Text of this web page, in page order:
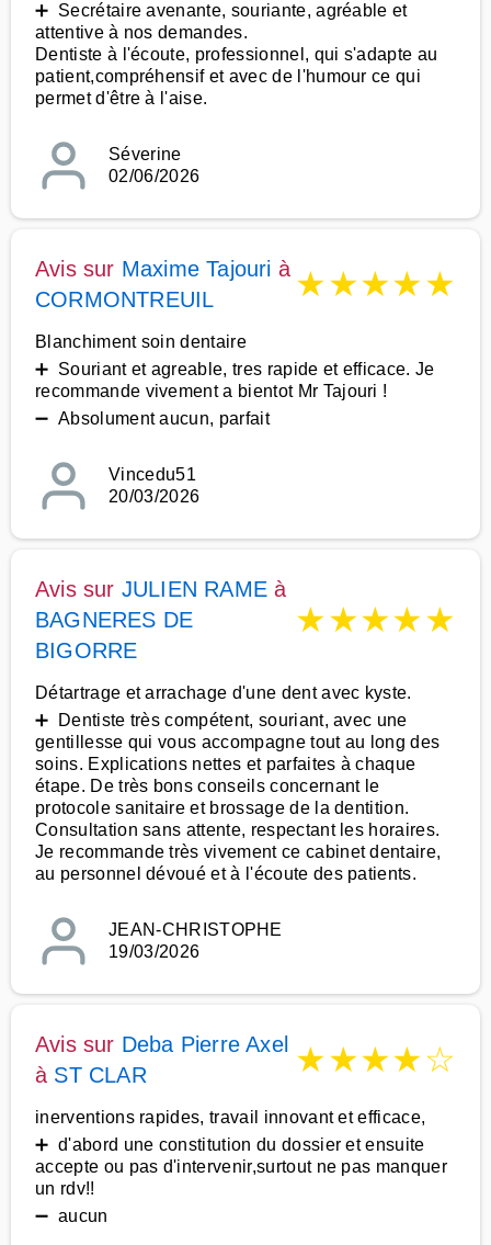
➕ Secrétaire avenante, souriante, agréable et
attentive à nos demandes.
Dentiste à l'écoute, professionnel, qui s'adapte au
patient,compréhensif et avec de l'humour ce qui
permet d'être à l'aise.
Séverine
02/06/2026
Avis sur Maxime Tajouri à
CORMONTREUIL
★★★★★
Blanchiment soin dentaire
➕ Souriant et agreable, tres rapide et efficace. Je
recommande vivement a bientot Mr Tajouri !
➖ Absolument aucun, parfait
Vincedu51
20/03/2026
Avis sur JULIEN RAME à
BAGNERES DE
BIGORRE
★★★★★
Détartrage et arrachage d'une dent avec kyste.
➕ Dentiste très compétent, souriant, avec une
gentillesse qui vous accompagne tout au long des
soins. Explications nettes et parfaites à chaque
étape. De très bons conseils concernant le
protocole sanitaire et brossage de la dentition.
Consultation sans attente, respectant les horaires.
Je recommande très vivement ce cabinet dentaire,
au personnel dévoué et à l'écoute des patients.
JEAN-CHRISTOPHE
19/03/2026
Avis sur Deba Pierre Axel
à ST CLAR ★★★★☆
inerventions rapides, travail innovant et efficace,
➕ d'abord une constitution du dossier et ensuite
accepte ou pas d'intervenir,surtout ne pas manquer
un rdv!!
➖ aucun